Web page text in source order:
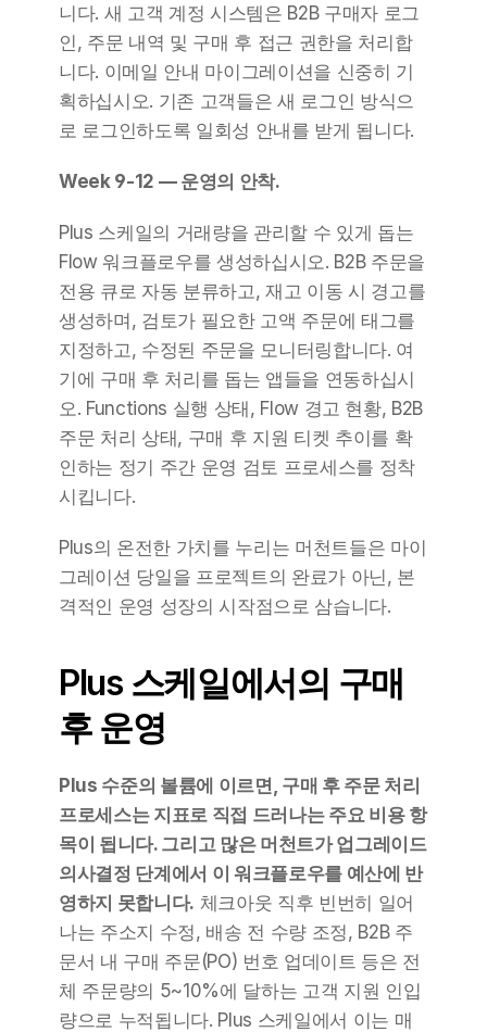
니다. 새 고객 계정 시스템은 B2B 구매자 로그
인, 주문 내역 및 구매 후 접근 권한을 처리합
니다. 이메일 안내 마이그레이션을 신중히 기
획하십시오. 기존 고객들은 새 로그인 방식으
로 로그인하도록 일회성 안내를 받게 됩니다.
Week 9-12 — 운영의 안착.
Plus 스케일의 거래량을 관리할 수 있게 돕는
Flow 워크플로우를 생성하십시오. B2B 주문을
전용 큐로 자동 분류하고, 재고 이동 시 경고를
생성하며, 검토가 필요한 고액 주문에 태그를
지정하고, 수정된 주문을 모니터링합니다. 여
기에 구매 후 처리를 돕는 앱들을 연동하십시
오. Functions 실행 상태, Flow 경고 현황, B2B
주문 처리 상태, 구매 후 지원 티켓 추이를 확
인하는 정기 주간 운영 검토 프로세스를 정착
시킵니다.
Plus의 온전한 가치를 누리는 머천트들은 마이
그레이션 당일을 프로젝트의 완료가 아닌, 본
격적인 운영 성장의 시작점으로 삼습니다.
Plus 스케일에서의 구매
후 운영
Plus 수준의 볼륨에 이르면, 구매 후 주문 처리
프로세스는 지표로 직접 드러나는 주요 비용 항
목이 됩니다. 그리고 많은 머천트가 업그레이드
의사결정 단계에서 이 워크플로우를 예산에 반
영하지 못합니다. 체크아웃 직후 빈번히 일어
나는 주소지 수정, 배송 전 수량 조정, B2B 주
문서 내 구매 주문(PO) 번호 업데이트 등은 전
체 주문량의 5~10%에 달하는 고객 지원 인입
량으로 누적됩니다. Plus 스케일에서 이는 매